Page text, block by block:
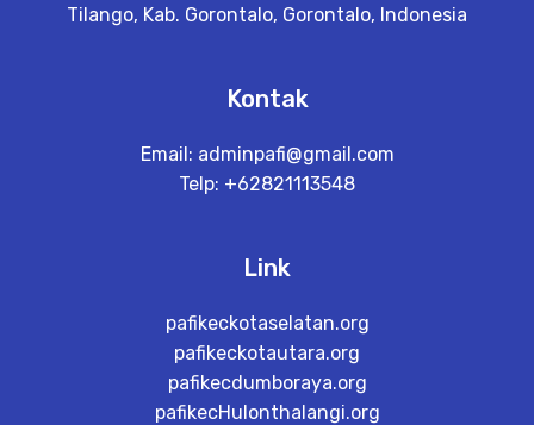
Tilango, Kab. Gorontalo, Gorontalo, Indonesia
Kontak
Email: adminpafi@gmail.com
Telp: +62821113548
Link
pafikeckotaselatan.org
pafikeckotautara.org
pafikecdumboraya.org
pafikecHulonthalangi.org